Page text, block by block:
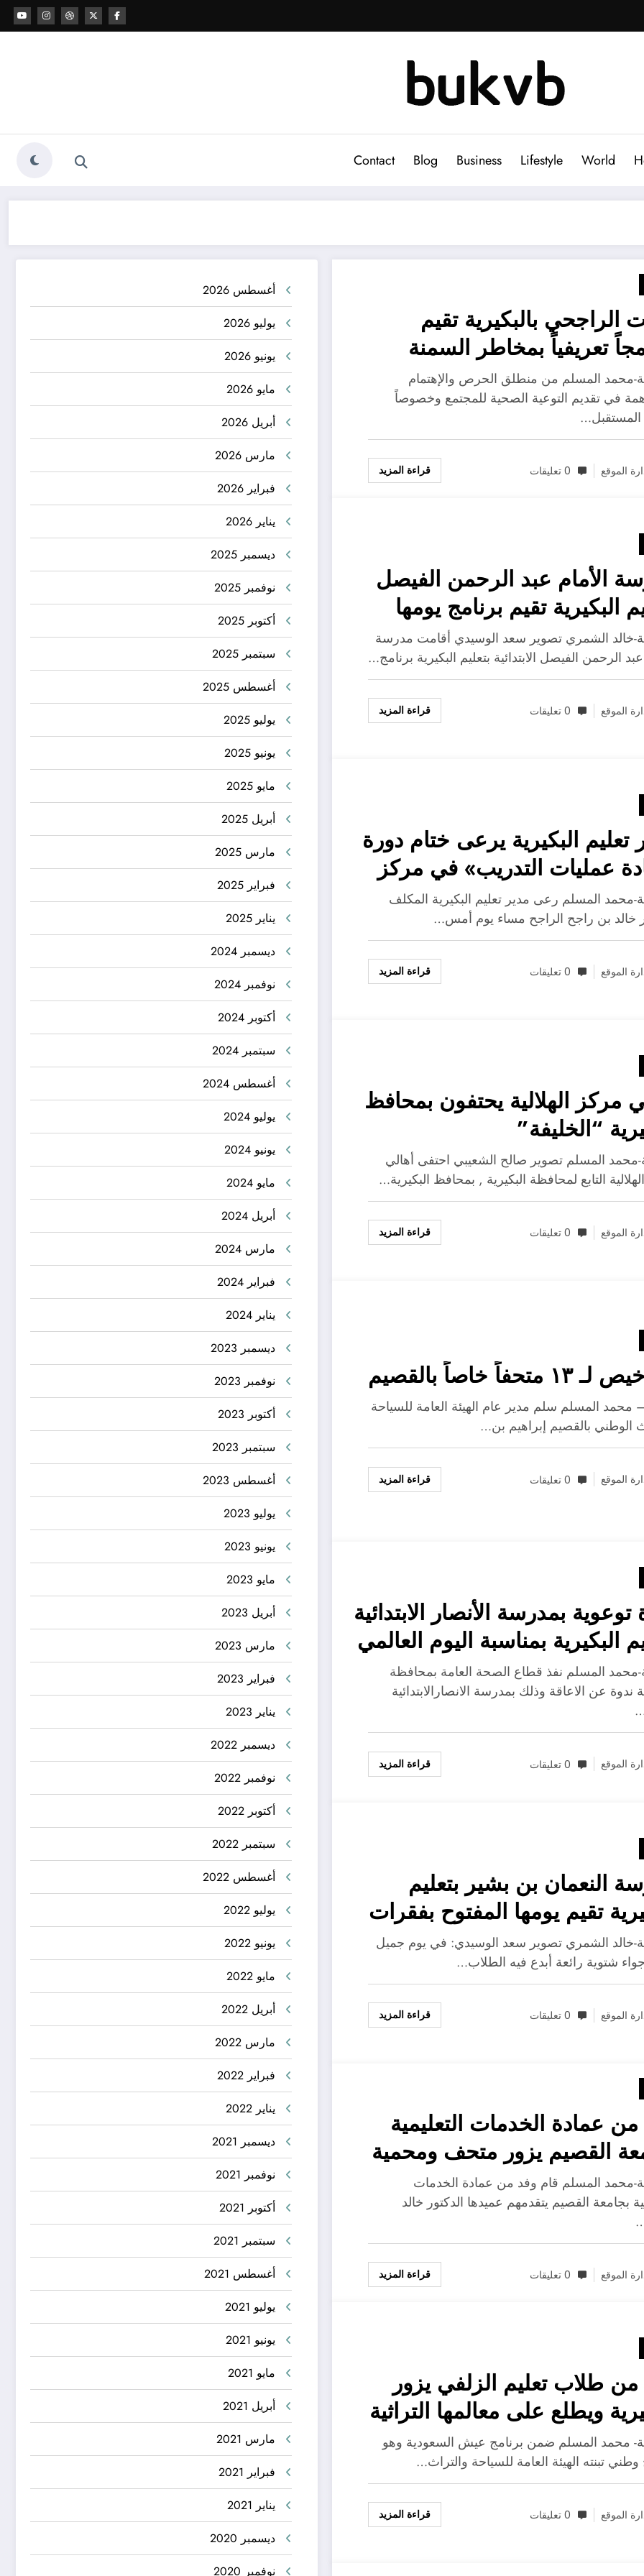
World
Lifestyle
Business
Blog
Contact
الراجحي بالبكيرية تقيم
تعريفياً بمخاطر السمنة
محمد المسلم من منطلق الحرص والإهتمام
في تقديم التوعية الصحية للمجتمع وخصوصاً
المستقبل…
الموقع 0 تعليقات قراءة المزيد
الأمام عبد الرحمن الفيصل
البكيرية تقيم برنامج يومها
تحت مسمى (إلا صلاتي
خالد الشمري تصوير سعد الوسيدي أقامت مدرسة
الرحمن الفيصل الابتدائية بتعليم البكيرية برنامج…
الموقع 0 تعليقات قراءة المزيد
تعليم البكيرية يرعى ختام دورة
عمليات التدريب» في مركز
والابتعاث
محمد المسلم رعى مدير تعليم البكيرية المكلف
خالد بن راجح الراجح مساء يوم أمس…
الموقع 0 تعليقات قراءة المزيد
مركز الهلالية يحتفون بمحافظ
“الخليفة”
محمد المسلم تصوير صالح الشعيبي احتفى أهالي
التابع لمحافظة البكيرية , بمحافظ البكيرية…
الموقع 0 تعليقات قراءة المزيد
متحفاً خاصاً بالقصيم
محمد المسلم سلم مدير عام الهيئة العامة للسياحة
الوطني بالقصيم إبراهيم بن…
الموقع 0 تعليقات قراءة المزيد
توعوية بمدرسة الأنصار الابتدائية
البكيرية بمناسبة اليوم العالمي
الاحتياجات الخاصة
محمد المسلم نفذ قطاع الصحة العامة بمحافظة
ندوة عن الاعاقة وذلك بمدرسة الانصارالابتدائية
الموقع 0 تعليقات قراءة المزيد
النعمان بن بشير بتعليم
تقيم يومها المفتوح بفقرات
متنوعة وهادفه لطلابها
خالد الشمري تصوير سعد الوسيدي: في يوم جميل
شتوية رائعة أبدع فيه الطلاب…
الموقع 0 تعليقات قراءة المزيد
عمادة الخدمات التعليمية
القصيم يزور متحف ومحمية
الراجحي بالبكيرية
محمد المسلم قام وفد من عمادة الخدمات
بجامعة القصيم يتقدمهم عميدها الدكتور خالد
الموقع 0 تعليقات قراءة المزيد
طلاب تعليم الزلفي يزور
ويطلع على معالمها التراثية
محمد المسلم ضمن برنامج عيش السعودية وهو
وطني تبنته الهيئة العامة للسياحة والتراث…
الموقع 0 تعليقات قراءة المزيد
أغسطس 2026
يوليو 2026
يونيو 2026
مايو 2026
أبريل 2026
مارس 2026
فبراير 2026
يناير 2026
ديسمبر 2025
نوفمبر 2025
أكتوبر 2025
سبتمبر 2025
أغسطس 2025
يوليو 2025
يونيو 2025
مايو 2025
أبريل 2025
مارس 2025
فبراير 2025
يناير 2025
ديسمبر 2024
نوفمبر 2024
أكتوبر 2024
سبتمبر 2024
أغسطس 2024
يوليو 2024
يونيو 2024
مايو 2024
أبريل 2024
مارس 2024
فبراير 2024
يناير 2024
ديسمبر 2023
نوفمبر 2023
أكتوبر 2023
سبتمبر 2023
أغسطس 2023
يوليو 2023
يونيو 2023
مايو 2023
أبريل 2023
مارس 2023
فبراير 2023
يناير 2023
ديسمبر 2022
نوفمبر 2022
أكتوبر 2022
سبتمبر 2022
أغسطس 2022
يوليو 2022
يونيو 2022
مايو 2022
أبريل 2022
مارس 2022
فبراير 2022
يناير 2022
ديسمبر 2021
نوفمبر 2021
أكتوبر 2021
سبتمبر 2021
أغسطس 2021
يوليو 2021
يونيو 2021
مايو 2021
أبريل 2021
مارس 2021
فبراير 2021
يناير 2021
ديسمبر 2020
نوفمبر 2020